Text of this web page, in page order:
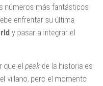
números más fantásticos
enfrentar su última
y pasar a integrar el
que el peak de la historia es
villano, pero el momento